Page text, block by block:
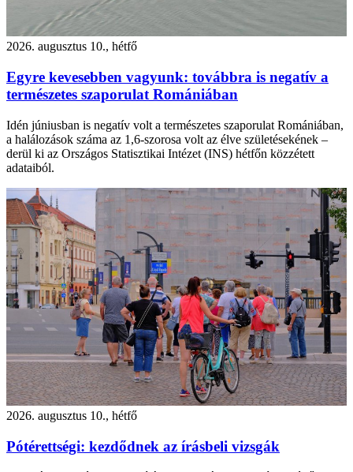
2026. augusztus 10., hétfő
Egyre kevesebben vagyunk: továbbra is negatív a
természetes szaporulat Romániában
Idén júniusban is negatív volt a természetes szaporulat Romániában,
a halálozások száma az 1,6-szorosa volt az élve születésekének –
derül ki az Országos Statisztikai Intézet (INS) hétfőn közzétett
adataiból.
2026. augusztus 10., hétfő
Pótérettségi: kezdődnek az írásbeli vizsgák